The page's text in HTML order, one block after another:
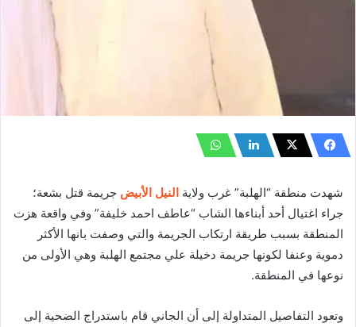
شهدت منطقة “الهلبة” غرب ولاية النيل الأبيض جريمة قتل بشعة؛
جراء اغتيال أحد أبناءها الشاب “عاطف احمد خليفة” و​في واقعة هزت
المنطقة بسبب طريقة ارتكاب الجريمة والتي وصفت بانها الأكثر
دموية وعنفا لكونها جريمة دخيلة علي مجتمع الهلبة وهي الأولى من
نوعها في المنطقة.
وتعود التفاصيل المتداولة إلى أن الجاني قام باستدراج الضحية إلى